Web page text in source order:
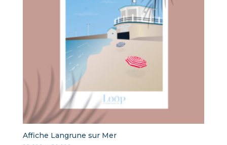
Affiche Langrune sur Mer